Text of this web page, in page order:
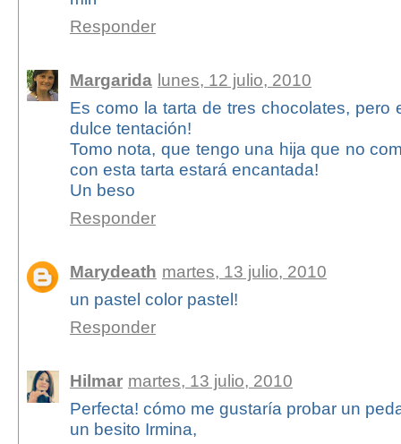
Responder
Margarida lunes, 12 julio, 2010
Es como la tarta de tres chocolates, pero
dulce tentación!
Tomo nota, que tengo una hija que no
con esta tarta estará encantada!
Un beso
Responder
Marydeath martes, 13 julio, 2010
un pastel color pastel!
Responder
Hilmar martes, 13 julio, 2010
Perfecta! cómo me gustaría probar un
un besito Irmina,